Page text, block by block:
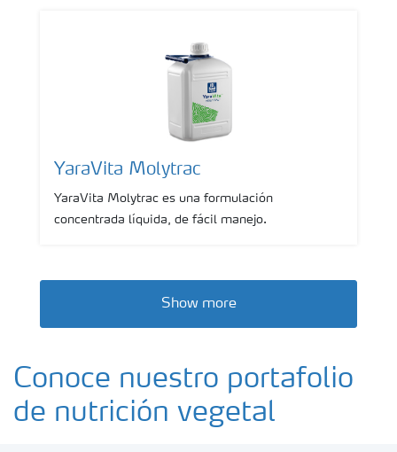
YaraVita Molytrac
YaraVita Molytrac es una formulación
concentrada líquida, de fácil manejo.
Show more
Conoce nuestro portafolio
de nutrición vegetal